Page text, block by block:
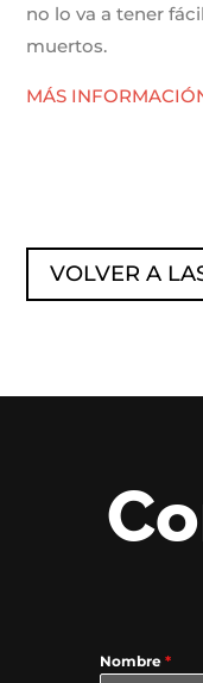
no lo va a tener
muertos.
MÁS
VOLVER A
Nombre*